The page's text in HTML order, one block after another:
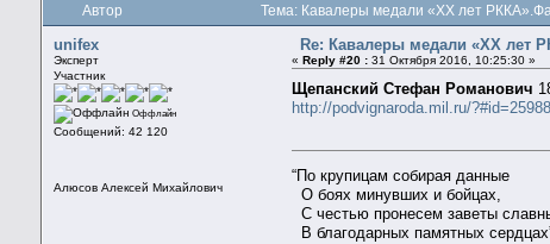
Автор Тема: Кавалеры медали «ХХ лет
unifex
Эксперт
Участник
Оффлайн
Сообщений: 42 120
Алюсов Алексей Михайлович
Re: Кавалеры медали «ХХ лет
«Reply #20 : 31 Октября 2016, 10:25:30 »
Щепанский Стефан Романович
http://podvignaroda.mil.ru/
“По крупицам собирая данные
О боях минувших и бойцах,
С честью пронесем заветы
В благодарных памятных